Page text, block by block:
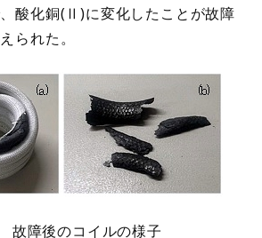
酸化銅(Ⅱ)に変化したことが故障
られた。
障後のコイルの様子